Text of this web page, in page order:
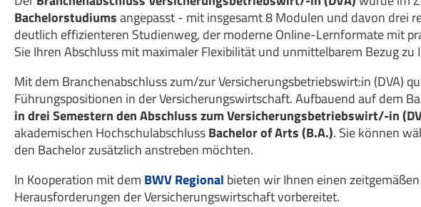
Bachelorstudiumsangepasst - mit insgesamt 8 Modulen und davon drei
deutlich effizienteren Studienweg, der moderne Online-Lernformate mit
Sie Ihren Abschluss mit maximaler Flexibilität und unmittelbarem Bezug zu
Mit dem Branchenabschluss zum/zur Versicherungsbetriebswirt:in (DVA)
Führungspositionen in der Versicherungswirtschaft. Aufbauend auf dem
in drei Semestern den Abschluss zum Versicherungsbetriebswirt/-in
akademischen HochschulabschlussBachelor of Arts (B.A.). Sie können
den Bachelor zusätzlich anstreben möchten.
In Kooperation mit dem BWV Regional bieten wir Ihnen einen
Herausforderungen der Versicherungswirtschaft vorbereitet.